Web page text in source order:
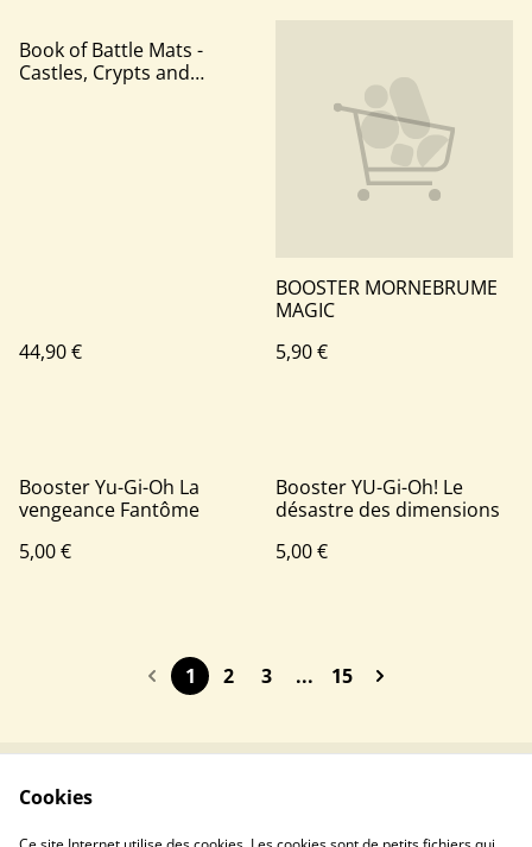
Book of Battle Mats -
Castles, Crypts and
44,90 €
BOOSTER MORNEBRUME
MAGIC
5,90 €
Booster Yu-Gi-Oh La
vengeance Fantôme
5,00 €
Booster YU-Gi-Oh! Le
désastre des dimensions
5,00 €
1 2 3 ... 15
Politique de
Politique de cookies
Cookies